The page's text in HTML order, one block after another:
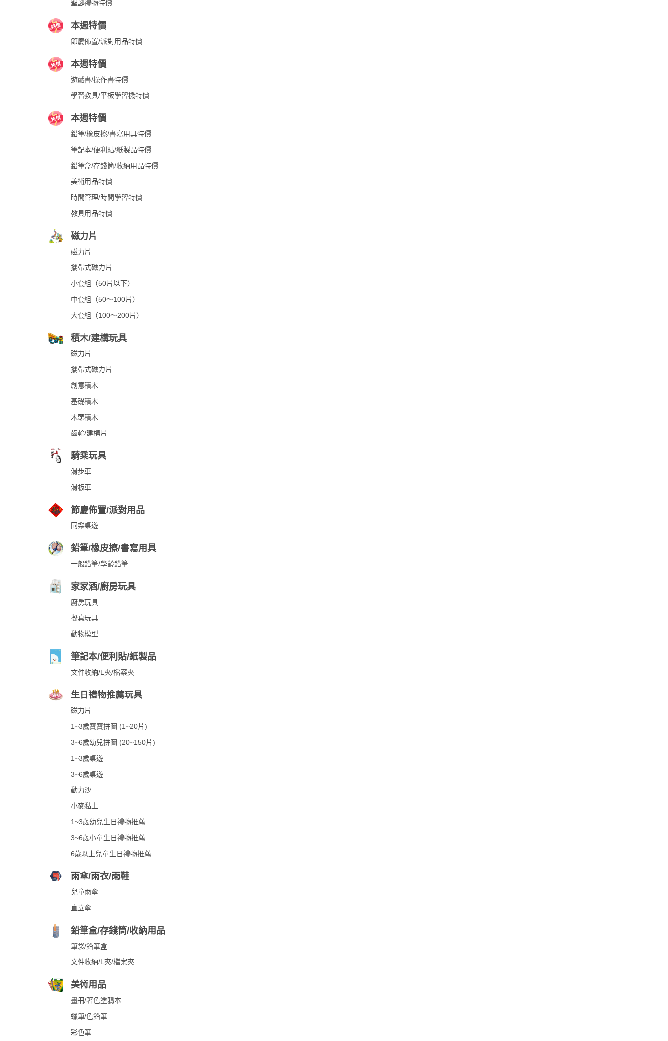
聖誕禮物特價
本週特價
節慶佈置/派對用品特價
本週特價
遊戲書/操作書特價
學習教具/平板學習機特價
本週特價
鉛筆/橡皮擦/書寫用具特價
筆記本/便利貼/紙製品特價
鉛筆盒/存錢筒/收納用品特價
美術用品特價
時間管理/時間學習特價
教具用品特價
磁力片
磁力片
攜帶式磁力片
小套組（50片以下）
中套組（50～100片）
大套組（100～200片）
積木/建構玩具
磁力片
攜帶式磁力片
創意積木
基礎積木
木頭積木
齒輪/建構片
騎乘玩具
滑步車
滑板車
節慶佈置/派對用品
同樂桌遊
鉛筆/橡皮擦/書寫用具
一般鉛筆/學齡鉛筆
家家酒/廚房玩具
廚房玩具
擬真玩具
動物模型
筆記本/便利貼/紙製品
文件收納/L夾/檔案夾
生日禮物推薦玩具
磁力片
1~3歲寶寶拼圖 (1~20片)
3~6歲幼兒拼圖 (20~150片)
1~3歲桌遊
3~6歲桌遊
動力沙
小麥黏土
1~3歲幼兒生日禮物推薦
3~6歲小童生日禮物推薦
6歲以上兒童生日禮物推薦
雨傘/雨衣/雨鞋
兒童雨傘
直立傘
鉛筆盒/存錢筒/收納用品
筆袋/鉛筆盒
文件收納/L夾/檔案夾
美術用品
畫冊/著色塗鴉本
蠟筆/色鉛筆
彩色筆